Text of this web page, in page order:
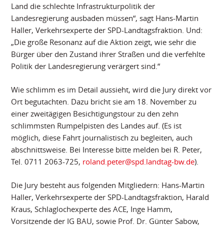
Land die schlechte Infrastrukturpolitik der
Landesregierung ausbaden müssen“, sagt Hans-Martin
Haller, Verkehrsexperte der SPD-Landtagsfraktion. Und:
„Die große Resonanz auf die Aktion zeigt, wie sehr die
Bürger über den Zustand ihrer Straßen und die verfehlte
Politik der Landesregierung verärgert sind.“
Wie schlimm es im Detail aussieht, wird die Jury direkt vor
Ort begutachten. Dazu bricht sie am 18. November zu
einer zweitägigen Besichtigungstour zu den zehn
schlimmsten Rumpelpisten des Landes auf. (Es ist
möglich, diese Fahrt journalistisch zu begleiten, auch
abschnittsweise. Bei Interesse bitte melden bei R. Peter,
Tel. 0711 2063-725, roland.peter@spd.landtag-bw.de).
Die Jury besteht aus folgenden Mitgliedern: Hans-Martin
Haller, Verkehrsexperte der SPD-Landtagsfraktion, Harald
Kraus, Schlaglochexperte des ACE, Inge Hamm,
Vorsitzende der IG BAU, sowie Prof. Dr. Günter Sabow,